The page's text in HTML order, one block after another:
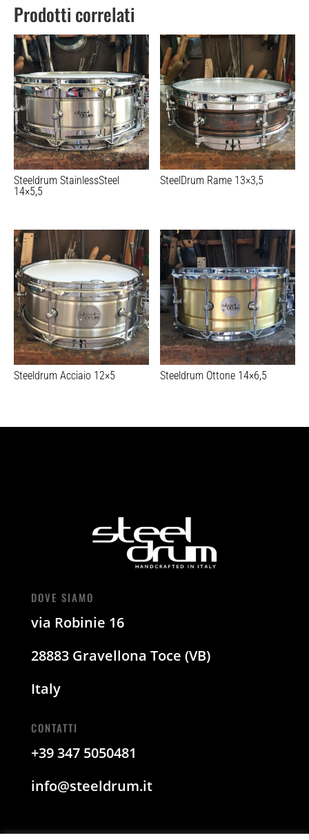
Prodotti correlati
Steeldrum StainlessSteel
14×5,5
SteelDrum Rame 13×3,5
Steeldrum Acciaio 12×5 Steeldrum Ottone 14×6,5
DOVE SIAMO
via Robinie 16
28883 Gravellona Toce (VB)
Italy
CONTATTI
+39 347 5050481
info@steeldrum.it